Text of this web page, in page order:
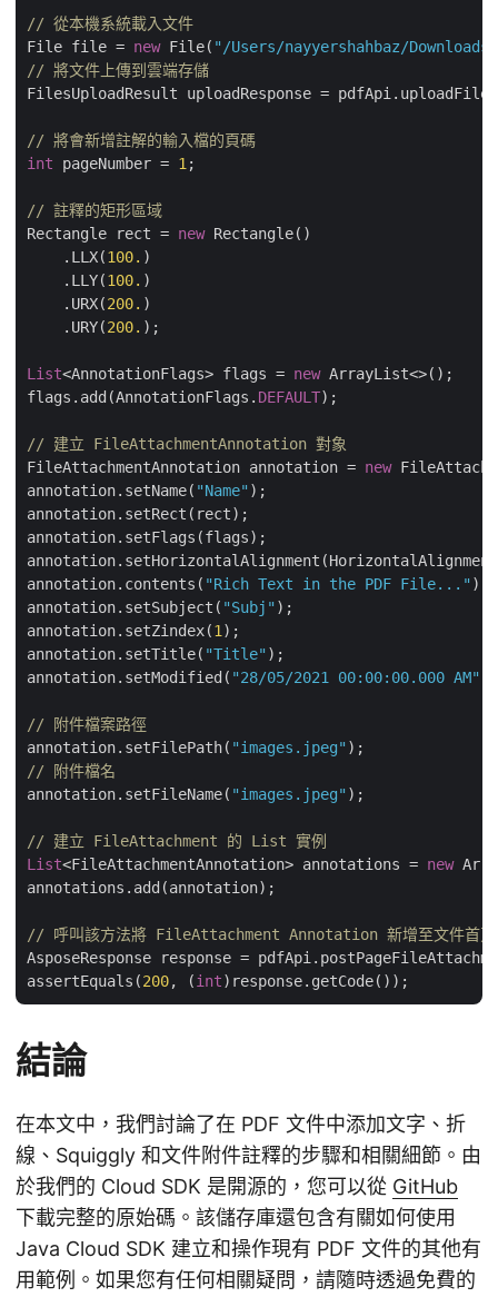
// 從本機系統載入文件
File file = new File( "/Users/nayyershahbaz/
// 將文件上傳到雲端存儲
FilesUploadResult uploadResponse =
// 將會新增註解的輸入檔的頁碼
int pageNumber = 1 ;
// 註釋的矩形區域
Rectangle rect = new Rectangle()
    .LLX(
100. )
    .LLY(
100. )
    .URX(
200. )
    .URY(
200. );
List<AnnotationFlags> flags = new ArrayList<>();
flags.add(AnnotationFlags. DEFAULT);
// 建立 FileAttachmentAnnotation 對象
FileAttachmentAnnotation annotation = new
annotation.setName( "Name" );
annotation.setRect(rect);
annotation.setFlags(flags);
annotation.contents( "Rich Text in the PDF File..." );
annotation.setSubject( "Subj" );
annotation.setZindex(1 );
annotation.setTitle( "Title" );
annotation.setModified( "28/05/2021 00:00:00.000 AM"
// 附件檔案路徑
annotation.setFilePath( "images.jpeg"
// 附件檔名
annotation.setFileName( "images.jpeg" );
// 建立 FileAttachment 的 List 實例
List<FileAttachmentAnnotation> annotations = new
annotations.add(annotation);
// 呼叫該方法將 FileAttachment Annotation 新增至文件首頁
AsposeResponse response =
assertEquals(200, (int
結論
在本文中，我們討論了在 PDF 文件中添加文字、折
線、Squiggly 和文件附件註釋的步驟和相關細節。由
於我們的 Cloud SDK 是開源的，您可以從 GitHub
下載完整的原始碼。該儲存庫還包含有關如何使用
Java Cloud SDK 建立和操作現有 PDF 文件的其他有
用範例。如果您有任何相關疑問，請隨時透過免費的